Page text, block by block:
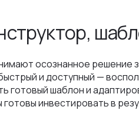
осознанное решение
и доступный —
готовый шаблон и
готовы инвестировать в